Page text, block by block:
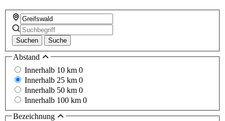
Suchen Suche
Abstand
Innerhalb 10 km 0
Innerhalb 25 km 0
Innerhalb 50 km 0
Innerhalb 100 km 0
Bezeichnung